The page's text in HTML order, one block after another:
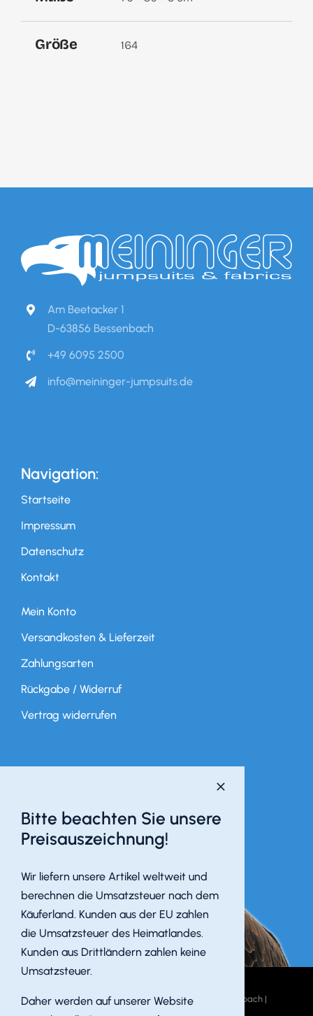
Größe 164
Am Beetacker 1
D-63856 Bessenbach
+49 6095 2500
info@meininger-jumpsuits.de
Navigation:
Startseite
Impressum
Datenschutz
Kontakt
Mein Konto
Versandkosten & Lieferzeit
Zahlungsarten
Rückgabe / Widerruf
Vertrag widerrufen
© 2026 MEININGER Jumpsuits & Fabrics · 63856 Bessenbach |
Bitte beachten Sie unsere
Preisauszeichnung!
Wir liefern unsere Artikel weltweit und
berechnen die Umsatzsteuer nach dem
Käuferland. Kunden aus der EU zahlen
die Umsatzsteuer des Heimatlandes.
Kunden aus Drittländern zahlen keine
Umsatzsteuer.
Daher werden auf unserer Website